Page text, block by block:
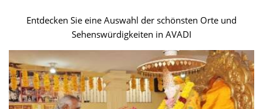
Entdecken Sie eine Auswahl der schönsten Orte und
Sehenswürdigkeiten in AVADI